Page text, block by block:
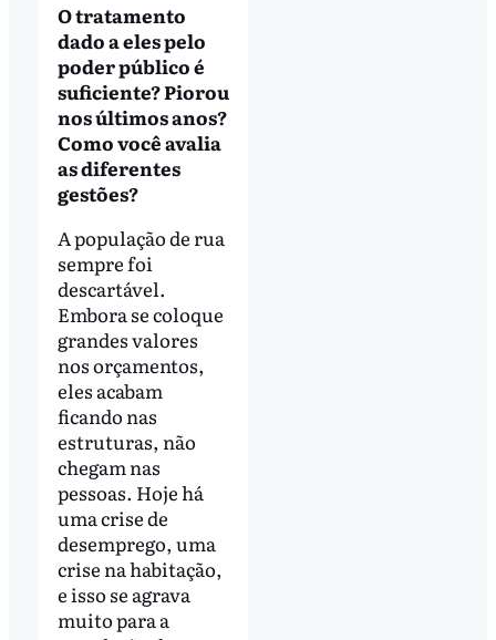
O tratamento
dado a eles pelo
poder público é
suficiente? Piorou
nos últimos anos?
Como você avalia
as diferentes
gestões?
A população de rua
sempre foi
descartável.
Embora se coloque
grandes valores
nos orçamentos,
eles acabam
ficando nas
estruturas, não
chegam nas
pessoas. Hoje há
uma crise de
desemprego, uma
crise na habitação,
e isso se agrava
muito para a